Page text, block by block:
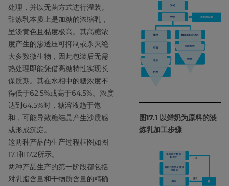
图17.1 以鲜奶为原料的淡
炼乳加工步骤
处理，并以无菌方式进行灌装。
甜炼乳本质上是加糖的浓缩乳，
呈淡黄色且黏度极高。其高糖浓
度产生的渗透压可抑制或杀灭绝
大多数微生物，因此包装后无需
热处理即能凭借高糖特性实现长
保质期。其在水相中的糖浓度不
得低于62.5%或高于64.5%。浓度
达到64.5%时，糖溶液趋于饱
和，可能导致糖结晶产生沙质感
或形成沉淀。
这两种产品的生产过程框图如图
17.1和17.2所示。
两种产品生产的第一阶段都包括
对乳脂含量和干物质含量的精确